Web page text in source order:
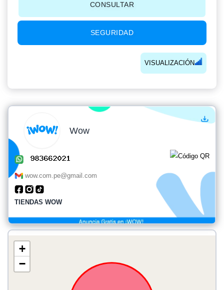
CONSULTAR
SEGURIDAD
VISUALIZACIÓN
Wow
wow.com.pe@gmail.com
TIENDAS WOW
+
−